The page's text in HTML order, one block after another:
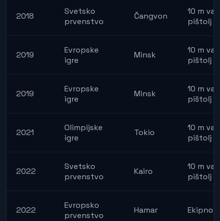
2018
Svetsko
prvenstvo
Čangvon
10 m
pištolj
2019
Evropske
igre
Minsk
10 m
pištolj
2019
Evropske
igre
Minsk
10 m
pištolj
2021
Olimpijske
igre
Tokio
10 m
pištolj
2022
Svetsko
prvenstvo
Kairo
10 m
pištolj
2022
Evropsko
prvenstvo
Hamar Ekipno